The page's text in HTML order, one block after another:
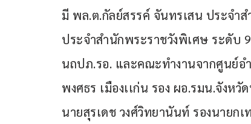
มี พล.ต.กัลย์สรรค์ จันทรเสน ประจำ
ประจำสำนักพระราชวังพิเศษ ระดั
นถปภ.รอ. และคณะทำงานจากศูนย์
พงศธร เมืองเเก่น รอง ผอ.รมน.จังห
นายสุรเดช วงศ์วิทยานันท์ รองนายก